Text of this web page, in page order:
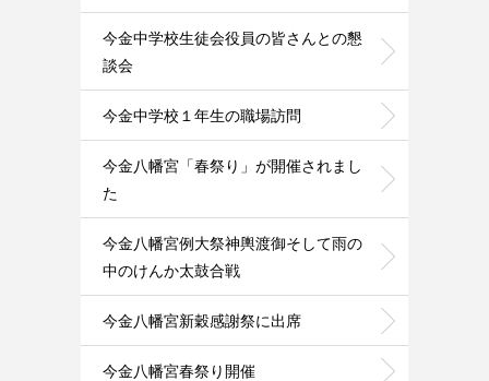
今金中学校生徒会役員の皆さんとの懇
談会
今金中学校１年生の職場訪問
今金八幡宮「春祭り」が開催されまし
た
今金八幡宮例大祭神輿渡御そして雨の
中のけんか太鼓合戦
今金八幡宮新穀感謝祭に出席
今金八幡宮春祭り開催